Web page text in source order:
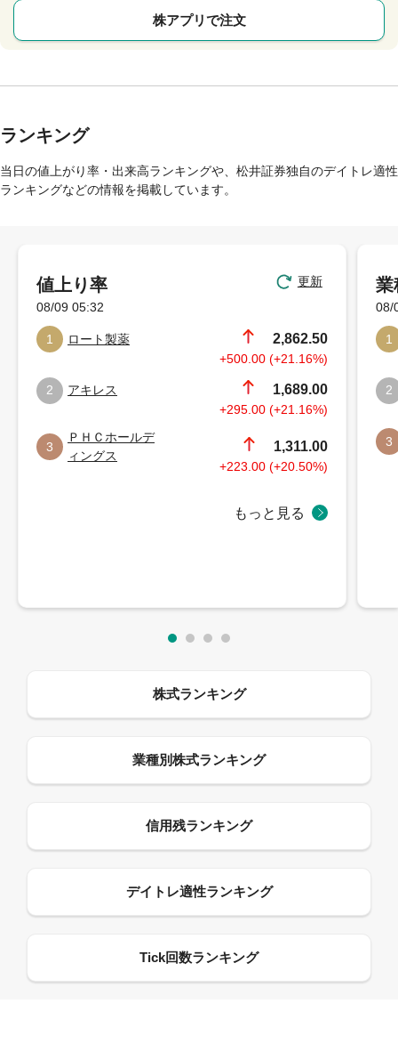
株アプリで注文
ランキング
当日の値上がり率・出来高ランキングや、松井証券独自のデイトレ適性
ランキングなどの情報を掲載しています。